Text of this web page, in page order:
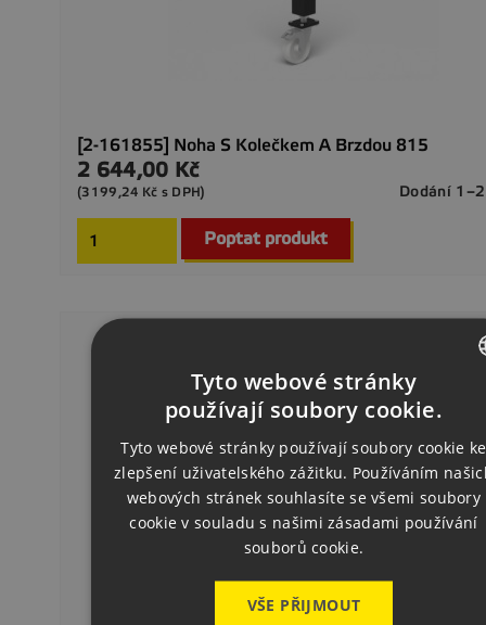
[2-161855] Noha S Kolečkem A Brzdou 815
Cena
2 644,00 Kč
Dodání
(3199,24 Kč s DPH)
Poptat produkt
ENGLISH
GERMAN
Tyto webové stránky
používají soubory cookie.
Tyto webové stránky používají soubory cookie ke
zlepšení uživatelského zážitku. Používáním
webových stránek souhlasíte se všemi soubory
cookie v souladu s našimi zásadami používání
souborů cookie.
VŠE PŘIJMOUT